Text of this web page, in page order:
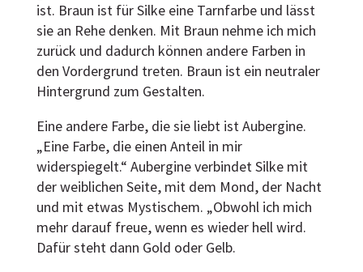
ist. Braun ist für Silke eine Tarnfarbe und lässt
sie an Rehe denken. Mit Braun nehme ich mich
zurück und dadurch können andere Farben in
den Vordergrund treten. Braun ist ein neutraler
Hintergrund zum Gestalten.
Eine andere Farbe, die sie liebt ist Aubergine.
„Eine Farbe, die einen Anteil in mir
widerspiegelt.“ Aubergine verbindet Silke mit
der weiblichen Seite, mit dem Mond, der Nacht
und mit etwas Mystischem. „Obwohl ich mich
mehr darauf freue, wenn es wieder hell wird.
Dafür steht dann Gold oder Gelb.